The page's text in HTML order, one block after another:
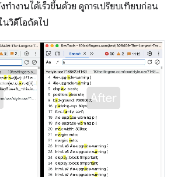
ทำงานได้เร็วขึ้นด้วย ดูการเปรียบเทียบก่อน
นวิดีโอถัดไป